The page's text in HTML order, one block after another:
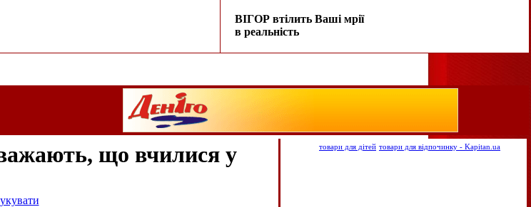
ВІГОР втілить Ваші мрії
в реальність
що вчилися у
товари для дітей товари для відпочинку - Kapitan.ua